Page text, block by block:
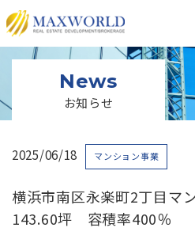
News
お知らせ
2025/06/18 マンション事業
横浜市南区永楽町2丁目マ
143.60坪 容積率400％